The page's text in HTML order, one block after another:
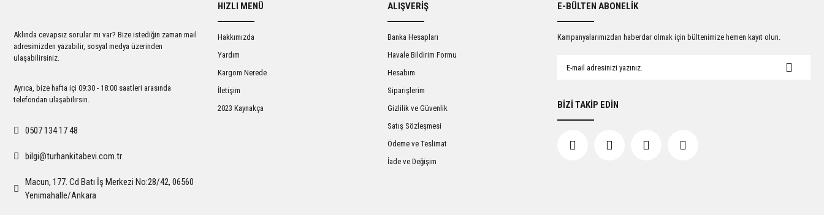
Aklında cevapsız sorular mı var? Bize istediğin zaman mail
adresimizden yazabilir, sosyal medya üzerinden
ulaşabilirsiniz.
Ayrıca, bize hafta içi 09:30 - 18:00 saatleri arasında
telefondan ulaşabilirsin.
0507 134 17 48
bilgi@turhankitabevi.com.tr
Macun, 177. Cd Batı İş Merkezi No:28/42, 06560
Yenimahalle/Ankara
HIZLI MENÜ
Hakkımızda
Yardım
Kargom Nerede
İletişim
2023 Kaynakça
ALIŞVERİŞ
Banka Hesapları
Havale Bildirim Formu
Hesabım
Siparişlerim
Gizlilik ve Güvenlik
Satış Sözleşmesi
Ödeme ve Teslimat
İade ve Değişim
E-BÜLTEN ABONELİK
Kampanyalarımızdan haberdar olmak için bültenimize hemen kayıt olun.
BİZİ TAKİP EDİN